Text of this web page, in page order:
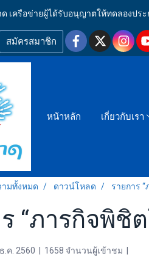
เครือข่ายผู้ได้รับอนุญาตให้ทดลองปร
สมัครสมาชิก
หน้าหลัก เกี่ยวกับเรา
มทั้งหมด ดาวน์โหลด รายการ
“ภารกิจพิชิ
.ค. 2560 1658 จำนวนผู้เข้าชม